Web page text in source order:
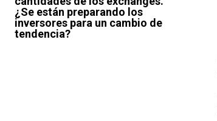
¿Se están preparando los
inversores para un cambio de
tendencia?